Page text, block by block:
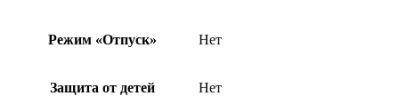
Режим «Отпуск» Нет
Защита от детей Нет